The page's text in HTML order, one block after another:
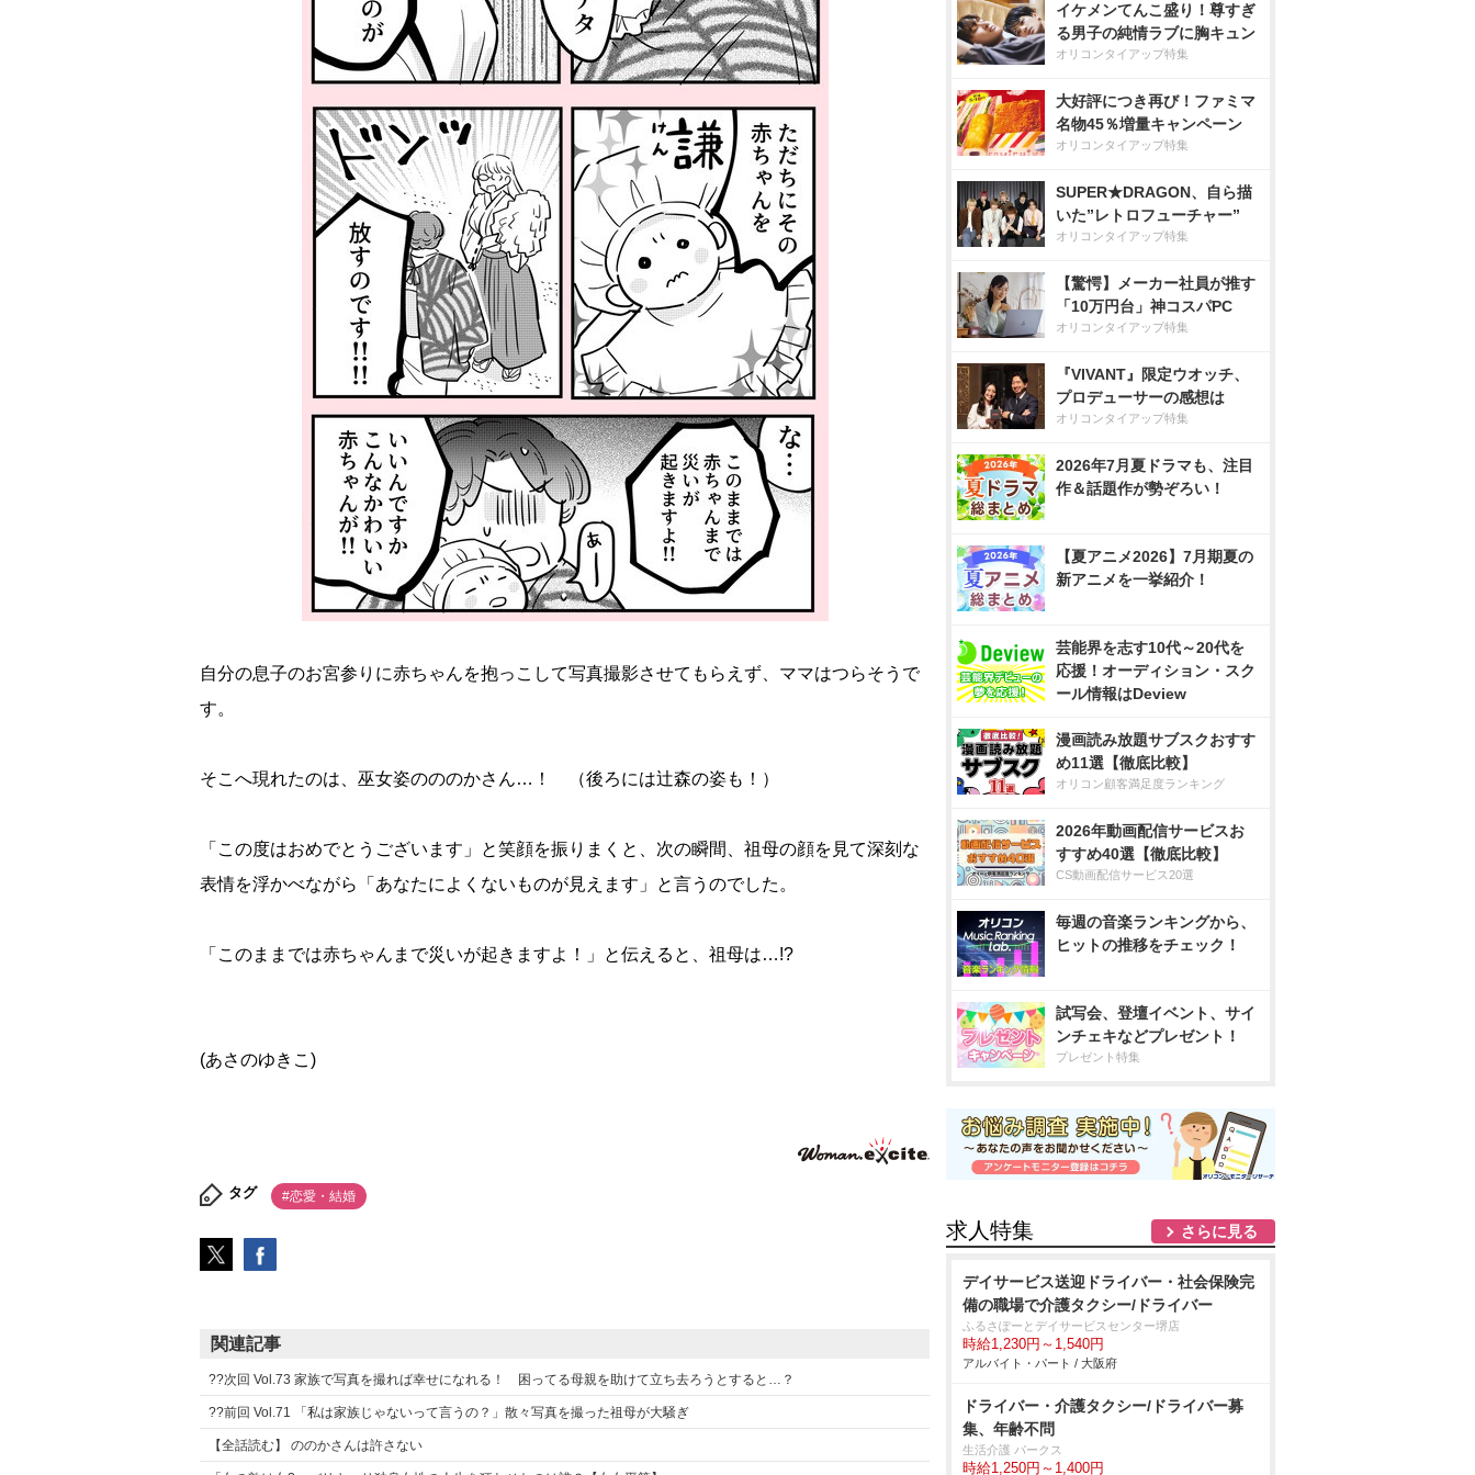
自分の息子のお宮参りに赤ちゃんを抱っこして写真撮影させてもらえず、ママはつらそうで
す。
そこへ現れたのは、巫女姿のののかさん…！ （後ろには辻森の姿も！）
「この度はおめでとうございます」と笑顔を振りまくと、次の瞬間、祖母の顔を見て深刻な
表情を浮かべながら「あなたによくないものが見えます」と言うのでした。
「このままでは赤ちゃんまで災いが起きますよ！」と伝えると、祖母は…!?
(あさのゆきこ)
タグ #恋愛・結婚
関連記事
??次回 Vol.73 家族で写真を撮れば幸せになれる！ 困ってる母親を助けて立ち去ろうとすると…？
??前回 Vol.71 「私は家族じゃないって言うの？」散々写真を撮った祖母が大騒ぎ
【全話読む】 ののかさんは許さない
イケメンてんこ盛り！尊すぎ
る男子の純情ラブに胸キュン
オリコンタイアップ特集
大好評につき再び！ファミマ
名物45％増量キャンペーン
オリコンタイアップ特集
SUPER★DRAGON、自ら描
いた”レトロフューチャー”
オリコンタイアップ特集
【驚愕】メーカー社員が推す
「10万円台」神コスパPC
オリコンタイアップ特集
『VIVANT』限定ウオッチ、
プロデューサーの感想は
オリコンタイアップ特集
2026年7月夏ドラマも、注目
作＆話題作が勢ぞろい！
【夏アニメ2026】7月期夏の
新アニメを一挙紹介！
芸能界を志す10代～20代を
応援！オーディション・スク
ール情報はDeview
漫画読み放題サブスクおすす
め11選【徹底比較】
オリコン顧客満足度ランキング
2026年動画配信サービスお
すすめ40選【徹底比較】
CS動画配信サービス20選
毎週の音楽ランキングから、
ヒットの推移をチェック！
試写会、登壇イベント、サイ
ンチェキなどプレゼント！
プレゼント特集
求人特集 さらに見る
デイサービス送迎ドライバー・社会保険完
備の職場で介護タクシー/ドライバー
ふるさぽーとデイサービスセンター堺店
時給1,230円～1,540円
アルバイト・パート / 大阪府
ドライバー・介護タクシー/ドライバー募
集、年齢不問
生活介護 パークス
時給1,250円～1,400円